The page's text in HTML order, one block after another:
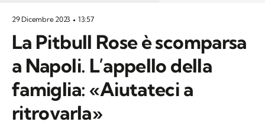
29 Dicembre 2023 13:57
La Pitbull Rose è scomparsa
a Napoli. L’appello della
famiglia: «Aiutateci a
ritrovarla»